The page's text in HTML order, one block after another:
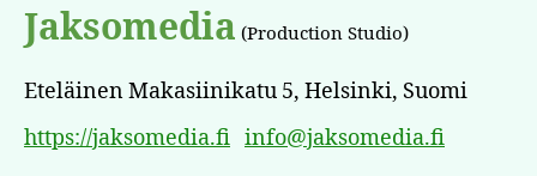
Jaksomedia (Production Studio)
Eteläinen Makasiinikatu 5, Helsinki, Suomi
https://jaksomedia.fi info@jaksomedia.fi